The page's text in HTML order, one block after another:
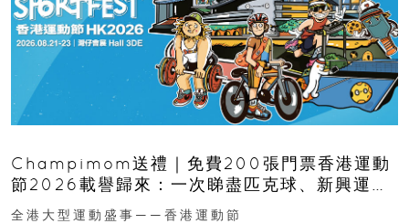
Champimom送禮｜免費200張門票香港運動
節2026載譽歸來：一次睇盡匹克球、新興運
動、街舞比賽＋逾百運動品牌展覽
全港大型運動盛事——香港運動節